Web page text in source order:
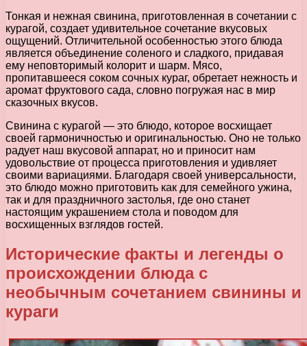
Тонкая и нежная свинина, приготовленная в сочетании с
курагой, создает удивительное сочетание вкусовых
ощущений. Отличительной особенностью этого блюда
является объединение соленого и сладкого, придавая
ему неповторимый колорит и шарм. Мясо,
пропитавшееся соком сочных кураг, обретает нежность и
аромат фруктового сада, словно погружая нас в мир
сказочных вкусов.
Свинина с курагой — это блюдо, которое восхищает
своей гармоничностью и оригинальностью. Оно не только
радует наш вкусовой аппарат, но и приносит нам
удовольствие от процесса приготовления и удивляет
своими вариациями. Благодаря своей универсальности,
это блюдо можно приготовить как для семейного ужина,
так и для праздничного застолья, где оно станет
настоящим украшением стола и поводом для
восхищенных взглядов гостей.
Исторические факты и легенды о
происхождении блюда с
необычным сочетанием свинины и
кураги